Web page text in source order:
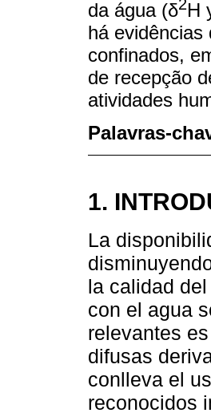
da água (δ2H
há
confinados,
de recepção
atividades
Palavras-
1.
La
la calidad
con el agua
relevantes
difusas
conlleva el
reconocidos